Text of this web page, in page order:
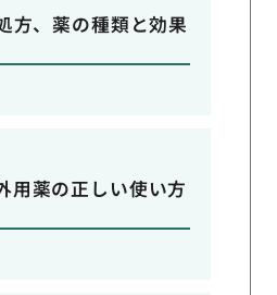
方、薬の種類と効果
用薬の正しい使い方